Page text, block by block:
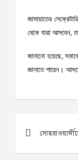
জামায়াতের
থেকে যারা আসবেন,
জানানো হয়েছে,
জানাতে পারেন। আসতে
navigation